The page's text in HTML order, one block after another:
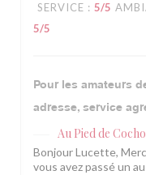
SERVICE : 5/5
5/5
Pour les amateurs
adresse, service
Au Pied de
Bonjour Lucette,
vous avez passé un